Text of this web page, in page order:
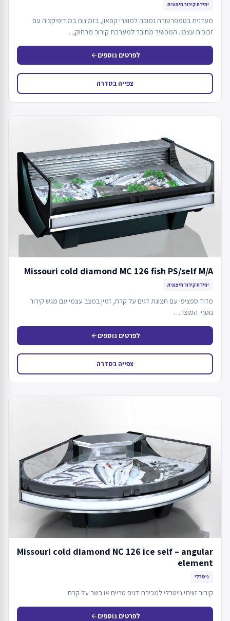
יחידת קירור חיצונית
מעדנית בטמפרטורה נמוכה למוצרי קפאון, בזמינות במודיפיקציה עם
זכוכית עצמי. המכשיר מחובר למערכת קירור מרחוק,…
לפרטים נוספיםarrow_back
צפייה בסדרה
Missouri cold diamond MC 126 fish PS/self M/A
יחידת קירור חיצונית
מדוד ספציפי עם תצוגת דגים על קרח, זמין במצב עצמי עם מגש קירור
נוסף. המוצר…
לפרטים נוספיםarrow_back
צפייה בסדרה
Missouri cold diamond NC 126 ice self – angular
element
ניטרלי
קירור זוויתי נייטרלי למכירת דגים טריים או בשר על קרח.
לפרטים נוספיםarrow_back